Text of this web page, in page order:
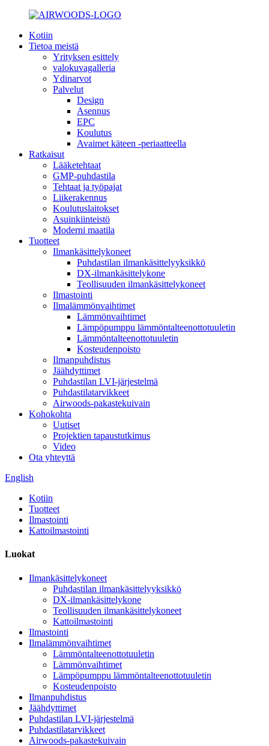
Kotiin
Tietoa meistä
Yrityksen esittely
valokuvagalleria
Ydinarvot
Palvelut
Design
Asennus
EPC
Koulutus
Avaimet käteen -periaatteella
Ratkaisut
Lääketehtaat
GMP-puhdastila
Tehtaat ja työpajat
Liikerakennus
Koulutuslaitokset
Asuinkiinteistö
Moderni maatila
Tuotteet
Ilmankäsittelykoneet
Puhdastilan ilmankäsittelyyksikkö
DX-ilmankäsittelykone
Teollisuuden ilmankäsittelykoneet
Ilmastointi
Ilmalämmönvaihtimet
Lämmönvaihtimet
Lämpöpumppu lämmöntalteenottotuuletin
Lämmöntalteenottotuuletin
Kosteudenpoisto
Ilmanpuhdistus
Jäähdyttimet
Puhdastilan LVI-järjestelmä
Puhdastilatarvikkeet
Airwoods-pakastekuivain
Kohokohta
Uutiset
Projektien tapaustutkimus
Video
Ota yhteyttä
English
Kotiin
Tuotteet
Ilmastointi
Kattoilmastointi
Luokat
Ilmankäsittelykoneet
Puhdastilan ilmankäsittelyyksikkö
DX-ilmankäsittelykone
Teollisuuden ilmankäsittelykoneet
Kattoilmastointi
Ilmastointi
Ilmalämmönvaihtimet
Lämmöntalteenottotuuletin
Lämmönvaihtimet
Lämpöpumppu lämmöntalteenottotuuletin
Kosteudenpoisto
Ilmanpuhdistus
Jäähdyttimet
Puhdastilan LVI-järjestelmä
Puhdastilatarvikkeet
Airwoods-pakastekuivain